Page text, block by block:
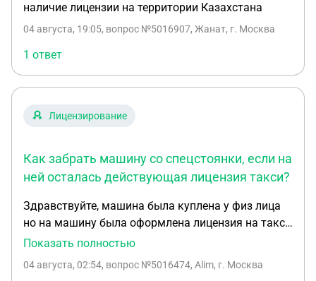
наличие лицензии на территории Казахстана
04 августа, 19:05, вопрос №5016907, Жанат, г. Москва
1 ответ
Лицензирование
Как забрать машину со спецстоянки, если на
ней осталась действующая лицензия такси?
Здравствуйте, машина была куплена у физ лица
но на машину была оформлена лицензия на такси
при постановке на учёт когда я у сотрудников
путевого листа так как на машине цвет был
Показать полностью
04 августа, 02:54, вопрос №5016474, Alim, г. Москва